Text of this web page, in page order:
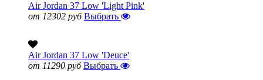
Air Jordan 37 Low 'Light Pink'
от 12302 руб Выбрать
Air Jordan 37 Low 'Deuce'
от 11290 руб Выбрать